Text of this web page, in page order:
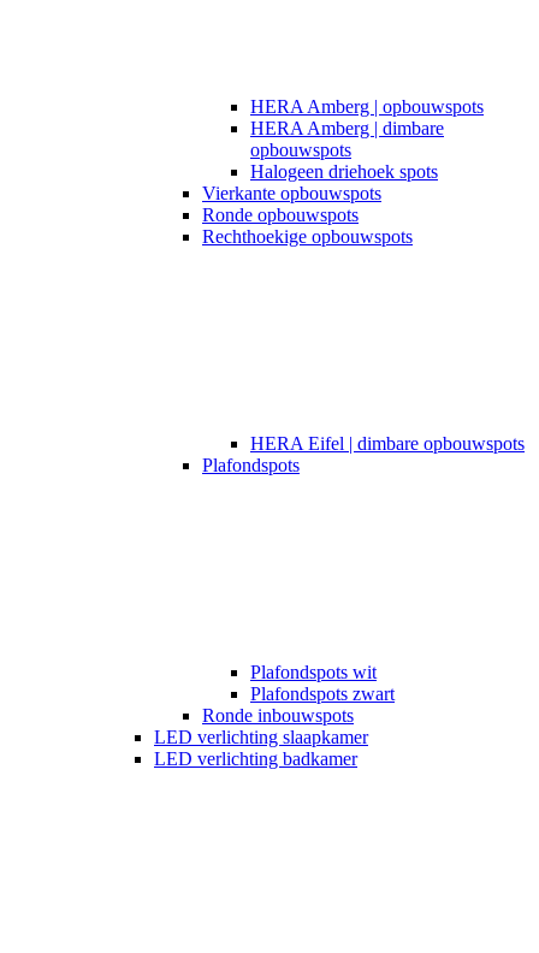
HERA Amberg | opbouwspots
HERA Amberg | dimbare
opbouwspots
Halogeen driehoek spots
Vierkante opbouwspots
Ronde opbouwspots
Rechthoekige opbouwspots
HERA Eifel | dimbare opbouwspots
Plafondspots
Plafondspots wit
Plafondspots zwart
Ronde inbouwspots
LED verlichting slaapkamer
LED verlichting badkamer